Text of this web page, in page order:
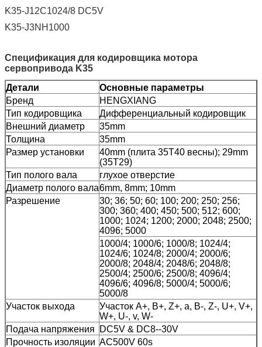
K35-J12C1024/8 DC5V
K35-J3NH1000
Спецификация для кодировщика мотора
сервопривода K35
Детали
Основные параметры
Бренд
HENGXIANG
Тип кодировщика
Дифференциальный кодировщик
Внешний диаметр
35mm
Толщина
35mm
Размер установки
40mm (плита 35T40 весны); 29mm
(35T29)
Тип полого вала
глухое отверстие
Диаметр полого вала6mm, 8mm; 10mm
Разрешение
30; 36; 50; 60; 100; 200; 250; 256;
300; 360; 400; 450; 500; 512; 600;
1000; 1024; 1200; 2000; 2048; 2500;
4096; 5000
1000/4; 1000/6; 1000/8; 1024/4;
1024/6; 1024/8; 2000/4; 2000/6;
2000/8; 2048/4; 2048/6; 2048/8;
2500/4; 2500/6; 2500/8; 4096/4;
4096/6; 4096/8; 5000/4; 5000/6;
5000/8
Участок выхода
Участок A+, B+, Z+, a, B-, Z-, U+, V+,
W+, U-, v, W-
Подача напряжения
DC5V & DC8--30V
Прочность изоляции AC500V 60s